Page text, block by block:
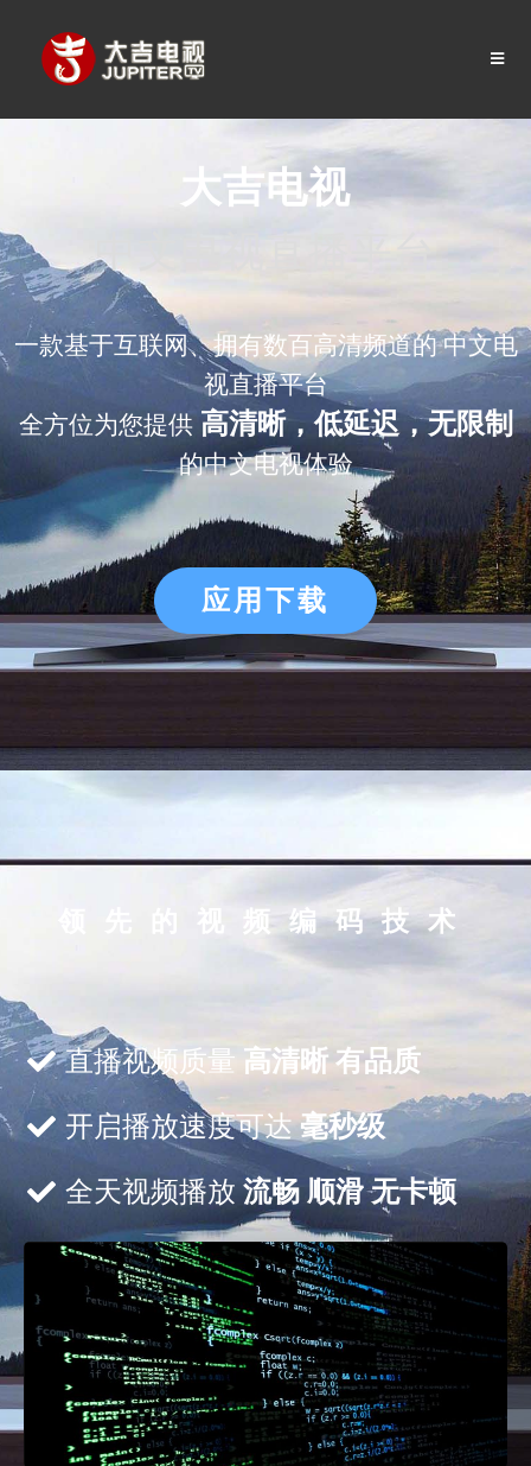
大吉电视
中文电视直播平台
一款基于互联网、拥有数百高清频道的 中文电
视直播平台
全方位为您提供高清晰，低延迟，无限制
的中文电视体验
应用下载
领先的视频编码技术
直播视频质量 高清晰 有品质
开启播放速度可达毫秒级
全天视频播放 流畅 顺滑 无卡顿